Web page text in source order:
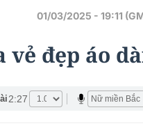
01/03/2025 - 19:11
vẻ đẹp áo
2:27